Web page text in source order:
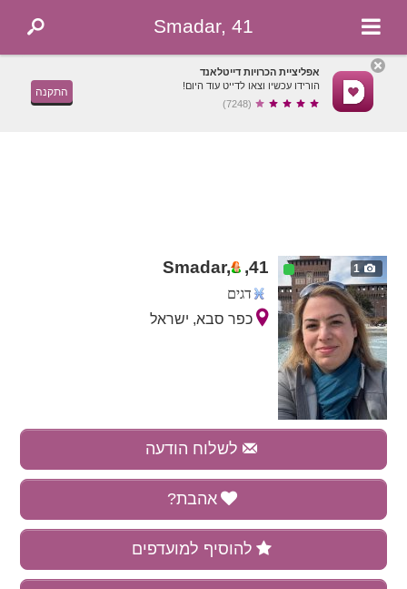
Smadar, 41
אפליציית הכרויות דייטלאנד
הורידו עכשיו וצאו לדייט עוד היום!
(7248)
התקנה
1
Smadar, ,41
דגים
כפר סבא, ישראל
לשלוח הודעה
אהבת?
להוסיף למועדפים